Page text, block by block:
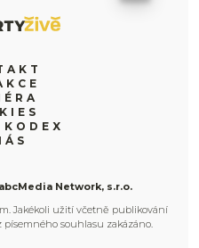
Network, s.r.o.
Jakékoli užití včetně publikování
souhlasu zakázáno.